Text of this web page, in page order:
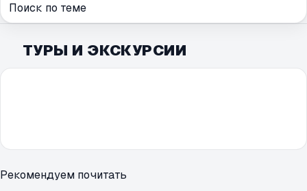
Поиск по теме
ТУРЫ И ЭКСКУРСИИ
Рекомендуем почитать